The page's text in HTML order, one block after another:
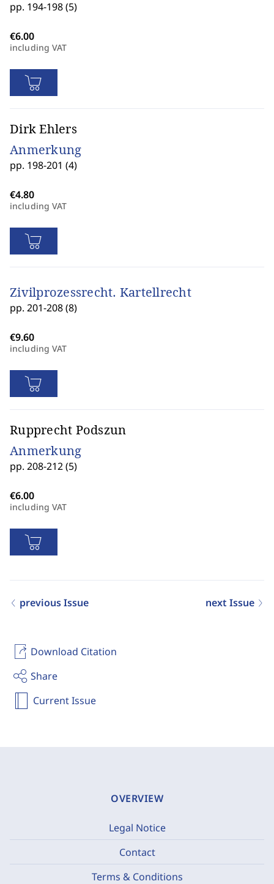
Download Citation
Share
Current Issue
pp. 194-198 (5)
including VAT
Dirk Ehlers
Anmerkung
pp. 198-201 (4)
including VAT
Zivilprozessrecht. Kartellrecht
pp. 201-208 (8)
including VAT
Rupprecht Podszun
Anmerkung
pp. 208-212 (5)
including VAT
previous Issue next Issue
OVERVIEW
Legal Notice
Contact
Terms & Conditions